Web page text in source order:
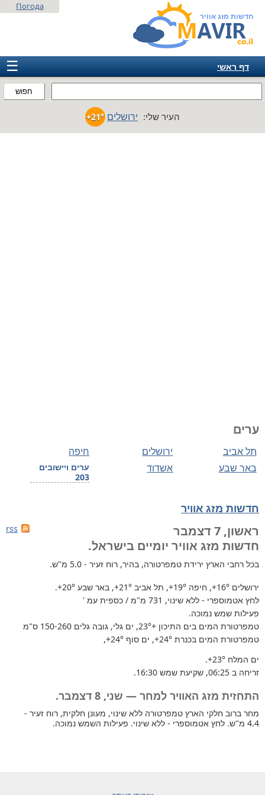
חדשות מזג אוויר
חפוש
Погода
☰
דף ראשי
אמריקה
העיר שלי: ירושלים +21°
ערים
חיפה ירושלים תל אביב
ערים ויישובים
203
אשדוד באר שבע
חדשות מזג אוויר
rss
ראשון, 7 דצמבר
חדשות מזג אוויר יומיים בישראל.
בכל רחבי הארץ ירידת טמפרטורה, בהיר, רוח זעיר - 5.0 מ"ש.
ירושלים +16°, חיפה +19°, תל אביב +21°, באר שבע +20°
.
לחץ אטמוספרי - ללא שינוי, 731 מ"מ / כספית עמ '
פעילות שמש נמוכה.
טמפרטורת המים בים התיכון +23°
, ים גלי, גובה גלים 150-260 ס"מ
טמפרטורת המים בכנרת +24°, ים סוף +24°
,
ים המלח +23°
.
זריחה ב 06:25, שקיעת שמש 16:30.
התחזית מזג האוויר למחר — שני, 8 דצמבר.
מחר ברוב חלקי הארץ טמפרטורה ללא שינוי, מעונן חלקית, רוח זעיר -
4.4 מ"ש. לחץ אטמוספרי - ללא שינוי. פעילות השמש נמוכה.